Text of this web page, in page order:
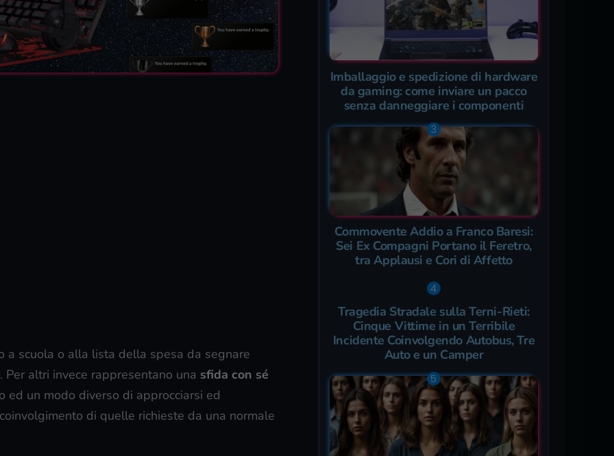
a scuola o alla lista della spesa da segnare
altri invece rappresentano una sfida con sé
ed un modo diverso di approcciarsi ed
di quelle richieste da una normale
Imballaggio e spedizione di hardware
da gaming: come inviare un pacco
senza danneggiare i componenti
Commovente Addio a Franco Baresi:
Sei Ex Compagni Portano il Feretro,
tra Applausi e Cori di Affetto
Tragedia Stradale sulla Terni-Rieti:
Cinque Vittime in un Terribile
Incidente Coinvolgendo Autobus, Tre
Auto e un Camper